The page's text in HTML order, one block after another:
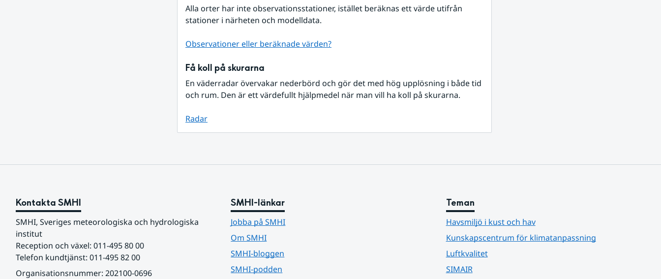
Alla orter har inte observationsstationer, istället beräknas ett värde utifrån
stationer i närheten och modelldata.
Observationer eller beräknade värden?
Få koll på skurarna
En väderradar övervakar nederbörd och gör det med hög upplösning i både tid
och rum. Den är ett värdefullt hjälpmedel när man vill ha koll på skurarna.
Radar
Kontakta SMHI
SMHI, Sveriges meteorologiska och hydrologiska
institut
Reception och växel: 011-495 80 00
Telefon kundtjänst: 011-495 82 00
Organisationsnummer: 202100-0696
SMHI-länkar
Jobba på SMHI
Om SMHI
SMHI-bloggen
SMHI-podden
Teman
Havsmiljö i kust och hav
Kunskapscentrum för klimatanpassning
Luftkvalitet
SIMAIR